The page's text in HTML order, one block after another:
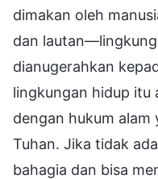
dimakan oleh
dan
dianugerahkan
lingkungan hidup itu
dengan hukum
Tuhan. Jika tidak
bahagia dan bisa